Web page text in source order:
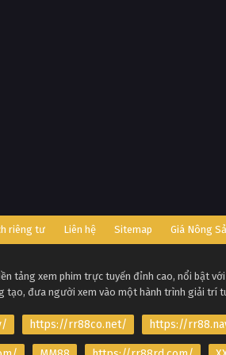
riêng tư Liên hệ Sitemap Giá Nông
tảng xem phim trực tuyến đỉnh cao, nổi bật
tạo, đưa người xem vào một hành trình giải trí
https://rr88co.net/ https://